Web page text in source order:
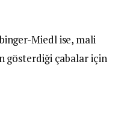
Miedl ise, mali
gösterdiği çabalar için